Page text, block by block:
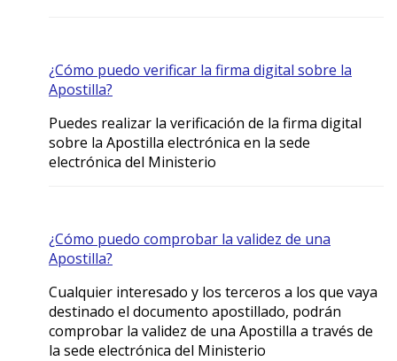
¿Cómo puedo verificar la firma digital sobre la
Apostilla?
Puedes realizar la verificación de la firma digital
sobre la Apostilla electrónica en la sede
electrónica del Ministerio
¿Cómo puedo comprobar la validez de una
Apostilla?
Cualquier interesado y los terceros a los que vaya
destinado el documento apostillado, podrán
comprobar la validez de una Apostilla a través de
la sede electrónica del Ministerio